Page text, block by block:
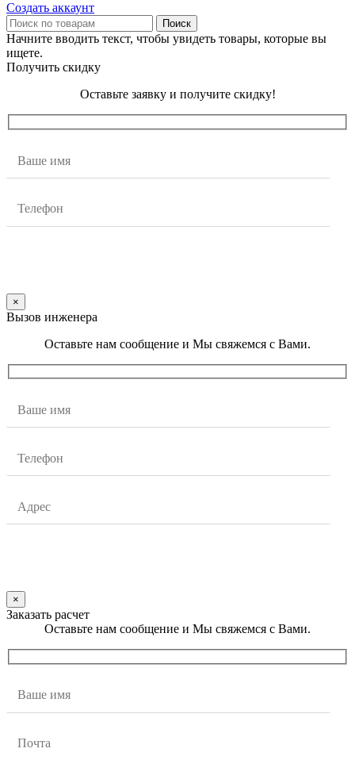
Создать аккаунт
Поиск
Начните вводить текст, чтобы увидеть товары, которые вы
ищете.
Получить скидку
Оставьте заявку и получите скидку!
×
Вызов инженера
Оставьте нам сообщение и Мы свяжемся с Вами.
×
Заказать расчет
Оставьте нам сообщение и Мы свяжемся с Вами.